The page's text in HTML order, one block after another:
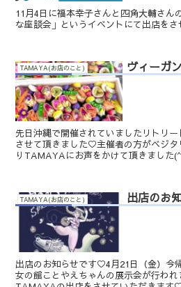
11月4日に福本幸子さんと四角大輔さん
な座談会」というイベントにて出店を
TAMAYA(お店のこと) ヴィーガ
先日沖縄で開催されていましたリトリ
させて頂きました♡主催者の方がベジ
りTAMAYAにお声をかけて頂きました
TAMAYA(お店のこと) 出店のお
出店のお知らせです♡4月21日（金）今
女の館ことやえちゃんの展示会が行われ